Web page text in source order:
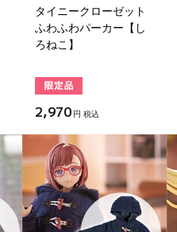
タイニークローゼット
ふわふわパーカー【し
ろねこ】
2,970 円 税込